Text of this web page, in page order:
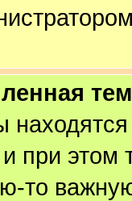
при этом
то